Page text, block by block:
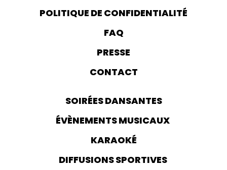
POLITIQUE DE CONFIDENTIALITÉ
FAQ
PRESSE
CONTACT
SOIRÉES DANSANTES
ÉVÈNEMENTS MUSICAUX
KARAOKÉ
DIFFUSIONS SPORTIVES